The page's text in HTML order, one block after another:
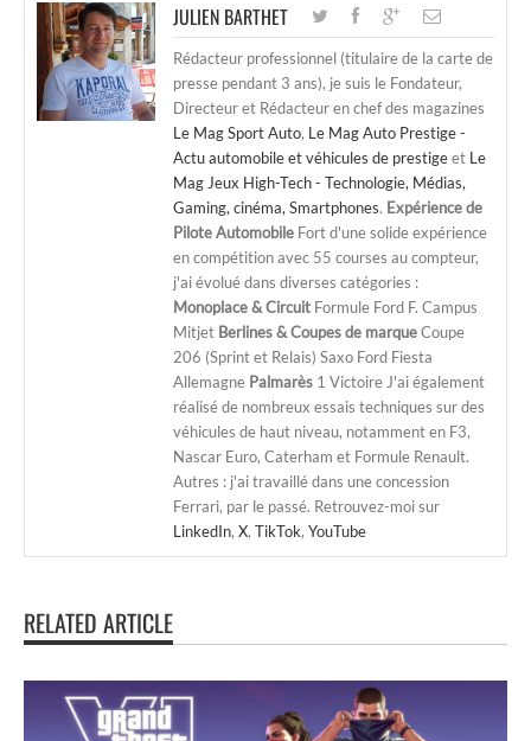
JULIEN BARTHET
Rédacteur professionnel (titulaire de la carte de
presse pendant 3 ans), je suis le Fondateur,
Directeur et Rédacteur en chef des magazines
Le Mag Sport Auto, Le Mag Auto Prestige -
Actu automobile et véhicules de prestigeet Le
Mag Jeux High-Tech - Technologie, Médias,
Gaming, cinéma, Smartphones. Expérience de
Pilote Automobile Fort d'une solide expérience
en compétition avec 55 courses au compteur,
j'ai évolué dans diverses catégories :
Monoplace & Circuit Formule Ford F. Campus
Mitjet Berlines & Coupes de marqueCoupe
206 (Sprint et Relais) Saxo Ford Fiesta
Allemagne Palmarès 1 Victoire J'ai également
réalisé de nombreux essais techniques sur des
véhicules de haut niveau, notamment en F3,
Nascar Euro, Caterham et Formule Renault.
Autres : j'ai travaillé dans une concession
Ferrari, par le passé. Retrouvez-moi sur
LinkedIn, X, TikTok, YouTube
RELATED ARTICLE